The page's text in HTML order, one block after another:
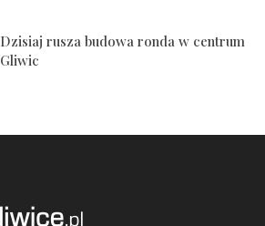
Dzisiaj rusza budowa ronda w centrum
Gliwic